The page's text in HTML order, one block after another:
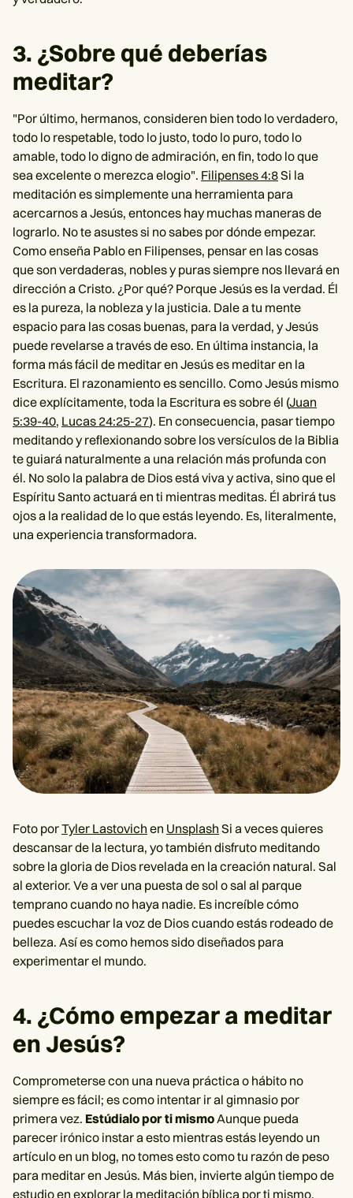
3. ¿Sobre qué deberías
meditar?
"Por último, hermanos, consideren bien todo lo verdadero,
todo lo respetable, todo lo justo, todo lo puro, todo lo
amable, todo lo digno de admiración, en fin, todo lo que
sea excelente o merezca elogio". Filipenses 4:8Si la
meditación es simplemente una herramienta para
acercarnos a Jesús, entonces hay muchas maneras de
lograrlo. No te asustes si no sabes por dónde empezar.
Como enseña Pablo en Filipenses, pensar en las cosas
que son verdaderas, nobles y puras siempre nos llevará en
dirección a Cristo. ¿Por qué? Porque Jesús es la verdad. Él
es la pureza, la nobleza y la justicia. Dale a tu mente
espacio para las cosas buenas, para la verdad, y Jesús
puede revelarse a través de eso. En última instancia, la
forma más fácil de meditar en Jesús es meditar en la
Escritura. El razonamiento es sencillo. Como Jesús mismo
dice explícitamente, toda la Escritura es sobre él (Juan
5:39-40, Lucas 24:25-27). En consecuencia, pasar tiempo
meditando y reflexionando sobre los versículos de la Biblia
te guiará naturalmente a una relación más profunda con
él. No solo la palabra de Dios está viva y activa, sino que el
Espíritu Santo actuará en ti mientras meditas. Él abrirá tus
ojos a la realidad de lo que estás leyendo. Es, literalmente,
una experiencia transformadora.
Foto porTyler Lastovich en Unsplash Si a veces quieres
descansar de la lectura, yo también disfruto meditando
sobre la gloria de Dios revelada en la creación natural. Sal
al exterior. Ve a ver una puesta de sol o sal al parque
temprano cuando no haya nadie. Es increíble cómo
puedes escuchar la voz de Dios cuando estás rodeado de
belleza. Así es como hemos sido diseñados para
experimentar el mundo.
4. ¿Cómo empezar a meditar
en Jesús?
Comprometerse con una nueva práctica o hábito no
siempre es fácil; es como intentar ir al gimnasio por
primera vez. Estúdialo por ti mismoAunque pueda
parecer irónico instar a esto mientras estás leyendo un
artículo en un blog, no tomes esto como tu razón de peso
para meditar en Jesús. Más bien, invierte algún tiempo de
estudio en explorar la meditación bíblica por ti mismo.